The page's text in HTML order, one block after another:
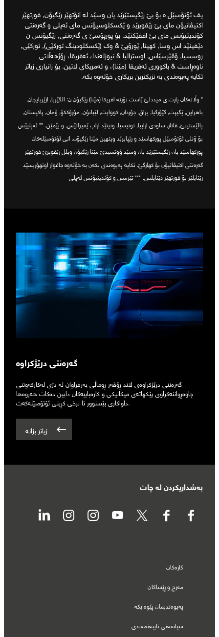
یف ئۆتۆمبێل ە بۆ بێ رێگیستێرێد یان وسێد لە انۆتهێر رێگیۆن, فورتهێر
اکتیڤاتیۆن مای بێ رێقویرێد و ێکسکلوسیۆنس مای ئەپلی و گەرەنتی
کۆندیتیۆنس مای بێ اففێکتێد. بۆ پورپۆسێ ی گەرەنتی, رێگیۆنس ن
دێفینێد اس وسا, کهینا, ێورۆپێ & وک (ێکسکلودینگ تورکێی), تورکێی,
روسسیا, ۆڤێرسێاس, اوسترالیا & نیوزلەندا، ئەفریقا، ڕۆژهەڵاتی
ناوەڕاست & باکووری ئەفریقا (مێنا)، و ئەمریکای لاتین. بۆ زانیاری زیاتر
تکایە پەیوەندی بە نزیکترین بریکاری خۆتەوە بکە.
* وڵاتەکان پارت ی میددلێ ێاست نۆرته افریکا (مێنا) رێگیۆن ن: الگێریا, ازێربایجان,
باهراین, ێگیپت, گێۆرگیا, یراق, جۆردان, کووایت, لێبانۆن, مۆرۆککۆ, ۆمان, پاکیستان,
پالێستینێ, قاتار, ساودی ارابیا, تونیسیا, ونیتێد اراب ێمیراتێس, و یێمێن. ** ئەپلیێس
بۆ ۆنلی ئۆتۆمبێل پورکهاسێد و رێپایرێد ویتهین مێنا رێگیۆن. انی ئۆتۆمبێلەکان
پورکهاسێد یان رێگیستێرێد یان وسێد ۆوتسیدێ مێنا رێگیۆن ویلل رێقویرێ فورتهێر
گەرەنتی اکتیڤاتیۆن بۆ کهارگێ. تکایە پەیوەندی بکەن بە خۆتەوە جاغوار اوتهۆریسێد
رێتایلێر بۆ فورتهێر دێتایلس. *** تێرمس و کۆندیتیۆنس ئەپلی
گەرەنتی درێژکراوە
گەرەنتی درێژکراوەی لاند ڕۆڤەر ڕوماڵی بەرفراوان لە دژی لەکارکەوتنی
چاوەڕواننەکراوی پێکهاتەی میکانیکی و کارەباییەکان دابین دەکات هەروەها
داواکاری بێسنوور تا نرخی کڕینی ئۆتۆمبێلەکەت.
زیاتر بزانە
بەشداریکردن لە چات
کارەکان
مەرج و ڕێساکان
پەیوەندیمان پێوە بکە
سیاسەتی تایبەتمەندی